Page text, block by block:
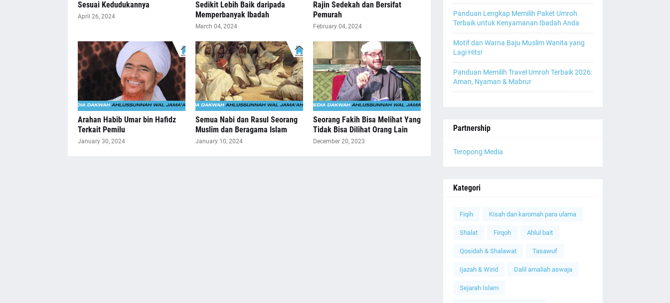
Sesuai Kedudukannya
April 26, 2024
Sedikit Lebih Baik daripada
Memperbanyak Ibadah
March 04, 2024
Rajin Sedekah dan Bersifat
Pemurah
February 04, 2024
Arahan Habib Umar bin Hafidz
Terkait Pemilu
January 30, 2024
Semua Nabi dan Rasul Seorang
Muslim dan Beragama Islam
January 10, 2024
Seorang Fakih Bisa Melihat Yang
Tidak Bisa Dilihat Orang Lain
December 20, 2023
Panduan Lengkap Memilih Paket Umroh
Terbaik untuk Kenyamanan Ibadah Anda
Motif dan Warna Baju Muslim Wanita yang
Lagi Hits!
Panduan Memilih Travel Umroh Terbaik 2026:
Aman, Nyaman & Mabrur
Partnership
Teropong Media
Kategori
Fiqih Kisah dan karomah para ulama
Shalat Firqoh Ahlul bait
Qosidah & Shalawat Tasawuf
Ijazah & Wirid Dalil amaliah aswaja
Sejarah Islam